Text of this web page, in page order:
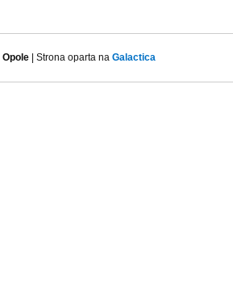
| Strona oparta na Galactica